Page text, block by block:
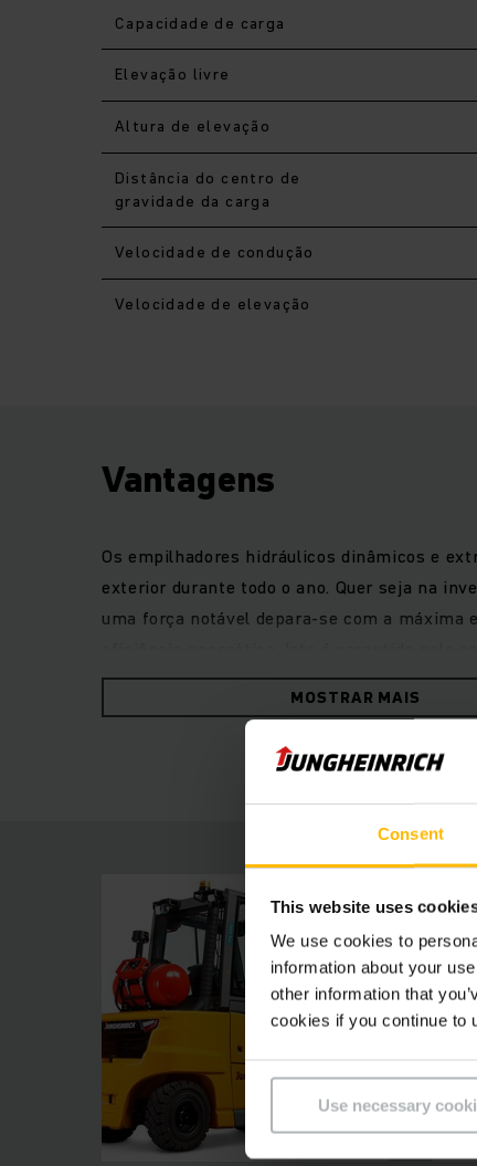
Consent
This website uses
We use cookies to
information about your
other information that
cookies if you continue to
Use necessary
Capacidade de carga
Elevação livre
Altura de elevação
Distância do centro de
gravidade da carga
Velocidade de condução
Velocidade de elevação
Vantagens
Os empilhadores hidráulicos dinâmicos e
exterior durante todo o ano. Quer seja na
uma força notável depara-se com a
excelentes características de marcha.
condução de primeira classe. Um visor de 4
por interface permitem a adaptação
Assim, é garantido um trabalho seguro e
MOSTRAR MAIS